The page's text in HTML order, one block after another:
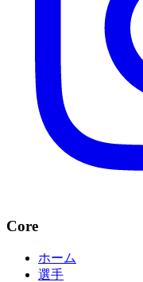
Core
ホーム
選手